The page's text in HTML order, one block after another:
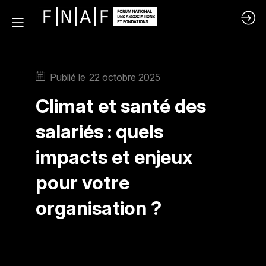
Publié le 22 octobre 2025
Climat et santé des
salariés : quels
impacts et enjeux
pour votre
organisation ?